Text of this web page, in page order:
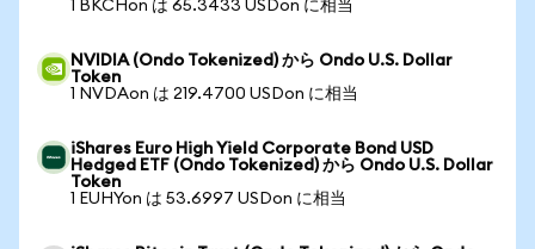
1 BKCHon は 65.3433 USDon に相当
NVIDIA (Ondo Tokenized) から Ondo U.S. Dollar
Token
1 NVDAon は 219.4700 USDon に相当
iShares Euro High Yield Corporate Bond USD
Hedged ETF (Ondo Tokenized) から Ondo U.S. Dollar
Token
1 EUHYon は 53.6997 USDon に相当